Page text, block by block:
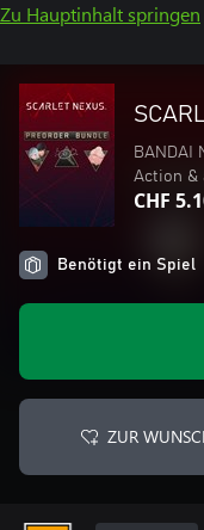
Zu Hauptinhalt springen
BANDAI
Action &
CHF
Benötigt ein Spiel
ZUR